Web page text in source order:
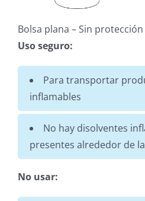
Bolsa plana – Sin
Uso seguro:
Para transportar
inflamables
No hay disolventes
presentes alrededor de
No usar: